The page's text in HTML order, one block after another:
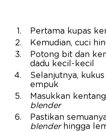
Pertama kupas
Kemudian, cuci
Potong bit dan
dadu kecil-kecil
Selanjutnya,
empuk
Masukkan
blender
Pastikan
blender hingga